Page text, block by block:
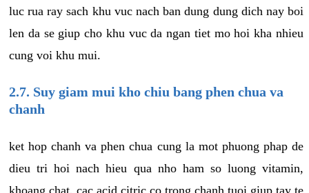
luc rua ray sach khu vuc nach ban dung dung dich nay boi
len da se giup cho khu vuc da ngan tiet mo hoi kha nhieu
cung voi khu mui.
2.7. Suy giam mui kho chiu bang phen chua va
chanh
ket hop chanh va phen chua cung la mot phuong phap de
dieu tri hoi nach hieu qua nho ham so luong vitamin,
khoang chat, cac acid citric co trong chanh tuoi giup tay te